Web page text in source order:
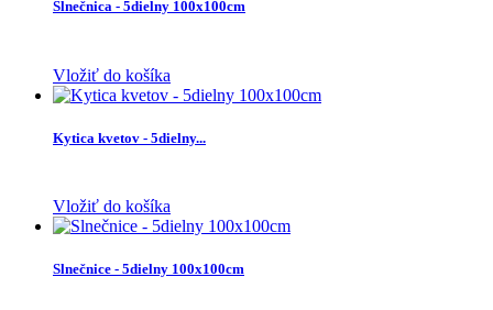
Slnečnica - 5dielny 100x100cm
Vložiť do košíka
Kytica kvetov - 5dielny...
Vložiť do košíka
Slnečnice - 5dielny 100x100cm